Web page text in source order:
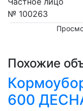
№ 100263
Похожие
600